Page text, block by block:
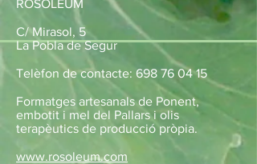
ROSOLEUM
C/ Mirasol, 5
La Pobla de Segur
Telèfon de contacte: 698 76 04 15
Formatges artesanals de Ponent,
embotit i mel del Pallars i olis
terapèutics de producció pròpia.
www.rosoleum.com